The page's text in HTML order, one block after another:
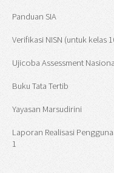
Panduan SIA
Verifikasi NISN (untuk kelas
Ujicoba Assessment
Buku Tata Tertib
Yayasan Marsudirini
Laporan Realisasi
1